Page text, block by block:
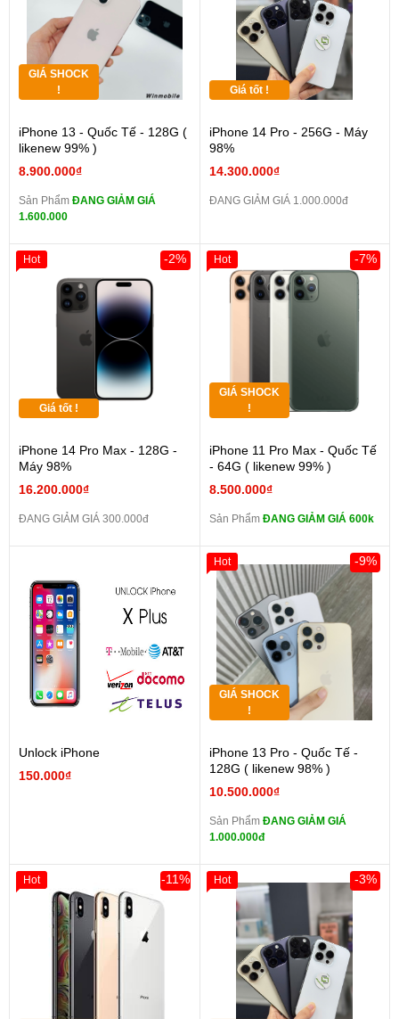
GIÁ SHOCK
!
iPhone 13 - Quốc Tế - 128G (
likenew 99% )
8.900.000₫
Sản Phẩm ĐANG GIẢM GIÁ
1.600.000
Giá tốt !
iPhone 14 Pro - 256G - Máy
98%
14.300.000₫
ĐANG GIẢM GIÁ 1.000.000đ
Giá tốt !
iPhone 14 Pro Max - 128G -
Máy 98%
16.200.000₫
-2%
ĐANG GIẢM GIÁ 300.000đ
Hot
GIÁ SHOCK
!
iPhone 11 Pro Max - Quốc Tế
- 64G ( likenew 99% )
8.500.000₫
-7%
Sản Phẩm ĐANG GIẢM GIÁ 600k
Hot
Unlock iPhone
150.000₫
GIÁ SHOCK
!
iPhone 13 Pro - Quốc Tế -
128G ( likenew 98% )
10.500.000₫
-9%
Sản Phẩm ĐANG GIẢM GIÁ
1.000.000đ
Hot
-11%
Hot -3%
Hot